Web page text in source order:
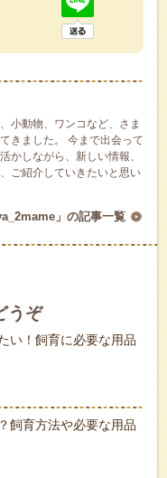
小動物、ワンコなど、さま
きました。 今まで出会って
かしながら、新しい情報、
ご紹介していきたいと思い
」の記事一覧
うぞ
い！飼育に必要な用品
飼育方法や必要な用品